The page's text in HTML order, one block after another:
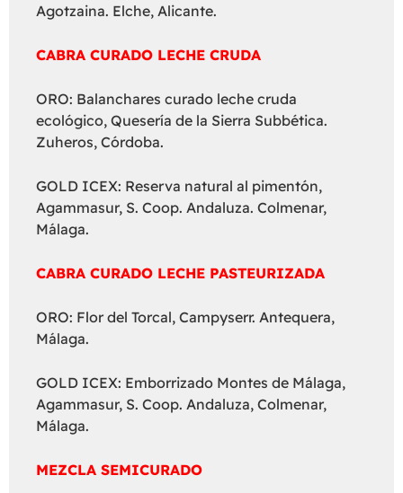
Agotzaina. Elche, Alicante.
CABRA CURADO LECHE CRUDA
ORO: Balanchares curado leche cruda
ecológico, Quesería de la Sierra Subbética.
Zuheros, Córdoba.
GOLD ICEX: Reserva natural al pimentón,
Agammasur, S. Coop. Andaluza. Colmenar,
Málaga.
CABRA CURADO LECHE PASTEURIZADA
ORO: Flor del Torcal, Campyserr. Antequera,
Málaga.
GOLD ICEX: Emborrizado Montes de Málaga,
Agammasur, S. Coop. Andaluza, Colmenar,
Málaga.
MEZCLA SEMICURADO